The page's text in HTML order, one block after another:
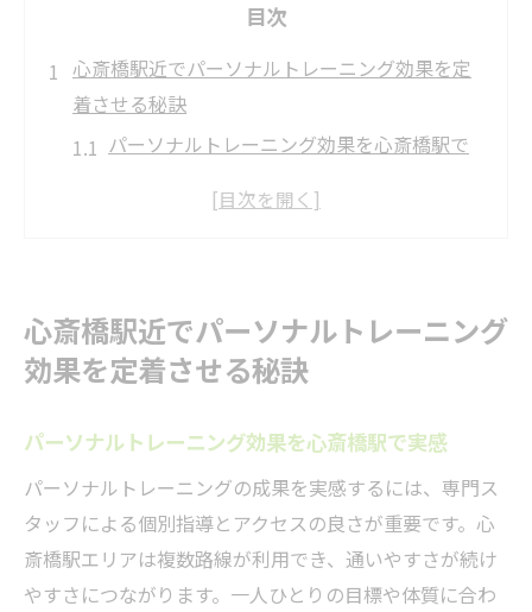
目次
心斎橋駅近でパーソナルトレーニング効果を定
着させる秘訣
パーソナルトレーニング効果を心斎橋駅で
習慣化でパーソナルトレーニング効果が続
日常生活にパーソナルトレーニングを取り
入れる方法
モチベーションが続くパーソナルトレーニング
習慣の作り方
パーソナルトレーニングで続くモチベーシ
ョン維持術
心斎橋駅で習慣化しやすい方法を紹介
心斎橋駅近でパーソナルトレーニング
効果を定着させる秘訣
パーソナルトレーニング効果を心斎橋駅で実感
パーソナルトレーニングの成果を実感するには、専門ス
タッフによる個別指導とアクセスの良さが重要です。心
斎橋駅エリアは複数路線が利用でき、通いやすさが続け
やすさにつながります。一人ひとりの目標や体質に合わ